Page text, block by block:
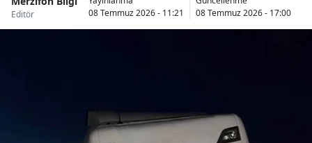
Editör
08 Temmuz 2026 - 11:21
08 Temmuz 2026 - 17:00